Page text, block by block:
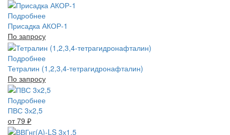
Подробнее
Присадка АКОР-1
По запросу
Подробнее
Тетралин (1,2,3,4-тетрагидронафталин)
По запросу
Подробнее
ПВС 3х2,5
от 79 ₽